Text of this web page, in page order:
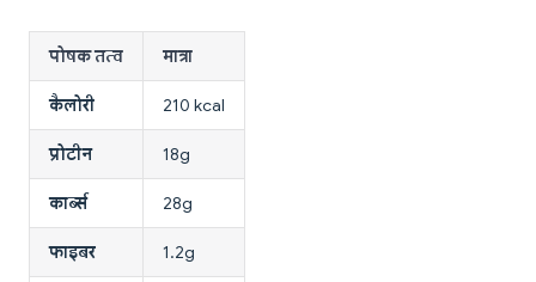
पोषक तत्व मात्रा
कैलोरी 210 kcal
प्रोटीन 18g
कार्ब्स 28g
फाइबर 1.2g